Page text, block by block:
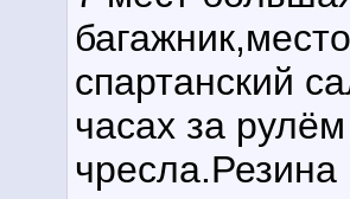
спартанский
часах за